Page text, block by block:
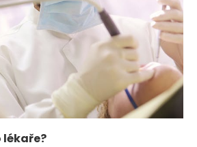
lékaře?